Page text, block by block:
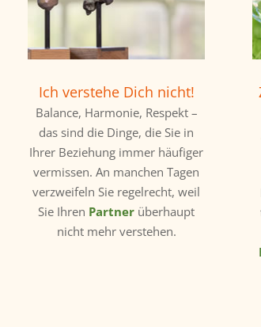
Ich verstehe Dich nicht!
Balance, Harmonie, Respekt –
das sind die Dinge, die Sie in
Ihrer Beziehung immer häufiger
vermissen. An manchen Tagen
verzweifeln Sie regelrecht, weil
Sie Ihren Partner überhaupt
nicht mehr verstehen.